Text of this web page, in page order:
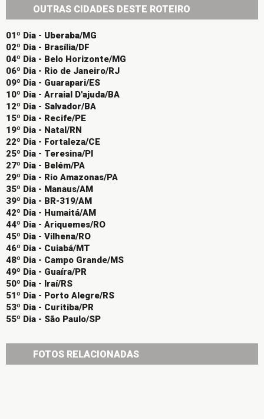
OUTRAS CIDADES DESTE ROTEIRO
01º Dia - Uberaba/MG
02º Dia - Brasília/DF
04º Dia - Belo Horizonte/MG
06º Dia - Rio de Janeiro/RJ
09º Dia - Guarapari/ES
10º Dia - Arraial D'ajuda/BA
12º Dia - Salvador/BA
15º Dia - Recife/PE
19º Dia - Natal/RN
22º Dia - Fortaleza/CE
25º Dia - Teresina/PI
27º Dia - Belém/PA
29º Dia - Rio Amazonas/PA
35º Dia - Manaus/AM
39º Dia - BR-319/AM
42º Dia - Humaitá/AM
44º Dia - Ariquemes/RO
45º Dia - Vilhena/RO
46º Dia - Cuiabá/MT
48º Dia - Campo Grande/MS
49º Dia - Guaíra/PR
50º Dia - Iraí/RS
51º Dia - Porto Alegre/RS
53º Dia - Curitiba/PR
55º Dia - São Paulo/SP
FOTOS RELACIONADAS